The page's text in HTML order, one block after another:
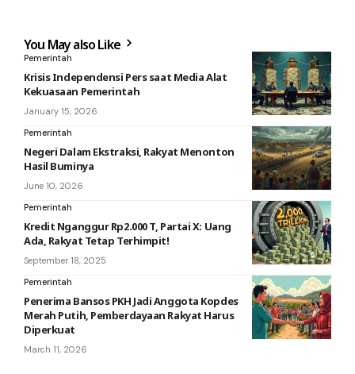
You May also Like
Pemerintah
Krisis Independensi Pers saat Media Alat
Kekuasaan Pemerintah
January 15, 2026
Pemerintah
Negeri Dalam Ekstraksi, Rakyat Menonton
Hasil Buminya
June 10, 2026
Pemerintah
Kredit Nganggur Rp2.000 T, Partai X: Uang
Ada, Rakyat Tetap Terhimpit!
September 18, 2025
Pemerintah
Penerima Bansos PKH Jadi Anggota Kopdes
Merah Putih, Pemberdayaan Rakyat Harus
Diperkuat
March 11, 2026